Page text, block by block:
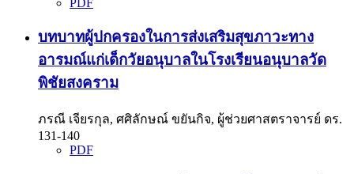
PDF
บทบาทผู้ปกครองในการส่งเสริมสุขภาวะทาง
อารมณ์แก่เด็กวัยอนุบาลในโรงเรียนอนุบาลวัด
พิชัยสงคราม
ภรณี เจียรกุล, ศศิลักษณ์ ขยันกิจ, ผู้ช่วยศาสตราจารย์ ดร.
131-140
PDF